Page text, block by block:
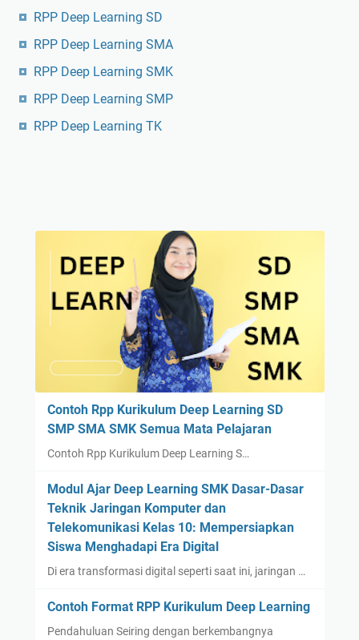
RPP Deep Learning SD
RPP Deep Learning SMA
RPP Deep Learning SMK
RPP Deep Learning SMP
RPP Deep Learning TK
Contoh Rpp Kurikulum Deep Learning SD
SMP SMA SMK Semua Mata Pelajaran
Contoh Rpp Kurikulum Deep Learning S…
Modul Ajar Deep Learning SMK Dasar-Dasar
Teknik Jaringan Komputer dan
Telekomunikasi Kelas 10: Mempersiapkan
Siswa Menghadapi Era Digital
Di era transformasi digital seperti saat ini, jaringan …
Contoh Format RPP Kurikulum Deep Learning
Pendahuluan Seiring dengan berkembangnya